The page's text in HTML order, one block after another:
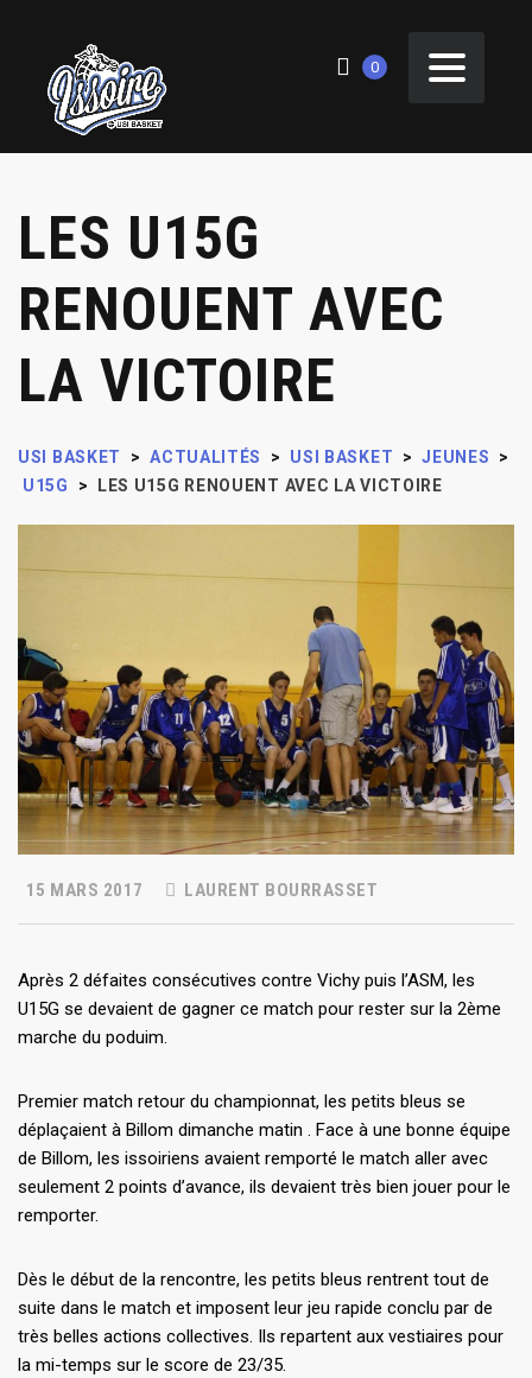
0
LES U15G
RENOUENT AVEC
LA VICTOIRE
USI BASKET > ACTUALITÉS > USI BASKET > JEUNES
>
U15G
> LES U15G RENOUENT AVEC LA VICTOIRE
15 MARS 2017 LAURENT BOURRASSET
Après 2 défaites consécutives contre Vichy puis l’ASM, les
U15G se devaient de gagner ce match pour rester sur la 2ème
marche du poduim.
Premier match retour du championnat, les petits bleus se
déplaçaient à Billom dimanche matin . Face à une bonne équipe
de Billom, les issoiriens avaient remporté le match aller avec
seulement 2 points d’avance, ils devaient très bien jouer pour le
remporter.
Dès le début de la rencontre, les petits bleus rentrent tout de
suite dans le match et imposent leur jeu rapide conclu par de
très belles actions collectives. Ils repartent aux vestiaires pour
la mi-temps sur le score de 23/35.